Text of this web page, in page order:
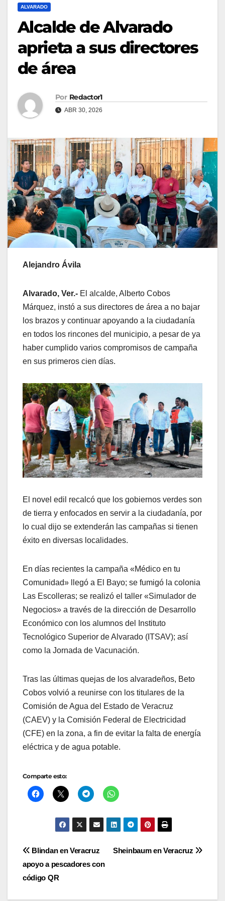
ALVARADO
Alcalde de Alvarado
aprieta a sus directores
de área
Por Redactor1
ABR 30, 2026
Alejandro Ávila
Alvarado, Ver.- El alcalde, Alberto Cobos
Márquez, instó a sus directores de área a no bajar
los brazos y continuar apoyando a la ciudadanía
en todos los rincones del municipio, a pesar de ya
haber cumplido varios compromisos de campaña
en sus primeros cien días.
El novel edil recalcó que los gobiernos verdes son
de tierra y enfocados en servir a la ciudadanía, por
lo cual dijo se extenderán las campañas si tienen
éxito en diversas localidades.
En días recientes la campaña «Médico en tu
Comunidad» llegó a El Bayo; se fumigó la colonia
Las Escolleras; se realizó el taller «Simulador de
Negocios» a través de la dirección de Desarrollo
Económico con los alumnos del Instituto
Tecnológico Superior de Alvarado (ITSAV); así
como la Jornada de Vacunación.
Tras las últimas quejas de los alvaradeños, Beto
Cobos volvió a reunirse con los titulares de la
Comisión de Agua del Estado de Veracruz
(CAEV) y la Comisión Federal de Electricidad
(CFE) en la zona, a fin de evitar la falta de energía
eléctrica y de agua potable.
Comparte esto:
Navegación
de
entradas
Sheinbaum en Veracruz
Blindan en Veracruz
apoyo a pescadores con
código QR